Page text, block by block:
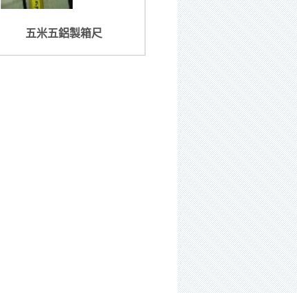
五米五鋁製箱尺